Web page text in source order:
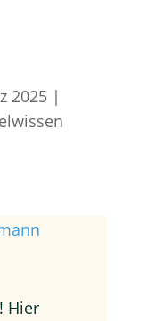
2025|
Hier